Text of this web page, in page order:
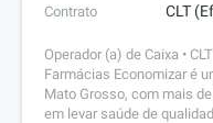
Contrato CLT
Operador (a) de Caixa •
Farmácias Economizar é
Mato Grosso, com mais
em levar saúde de